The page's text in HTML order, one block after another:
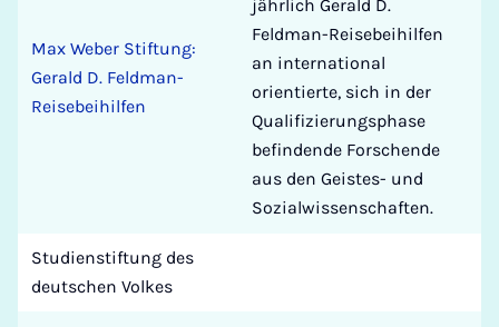
Max Weber Stiftung:
Gerald D. Feldman-
Reisebeihilfen
jährlich Gerald D.
Feldman-Reisebeihilfen
an international
orientierte, sich in der
Qualifizierungsphase
befindende Forschende
aus den Geistes- und
Sozialwissenschaften.
Studienstiftung des
deutschen Volkes